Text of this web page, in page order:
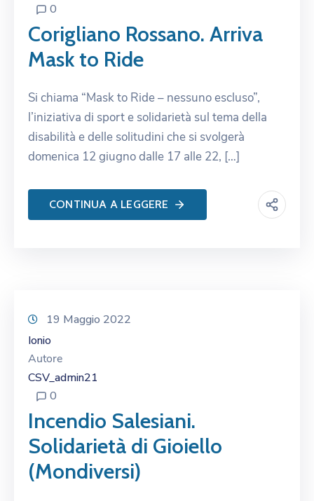
0
Corigliano Rossano. Arriva
Mask to Ride
Si chiama “Mask to Ride – nessuno escluso”,
l’iniziativa di sport e solidarietà sul tema della
disabilità e delle solitudini che si svolgerà
domenica 12 giugno dalle 17 alle 22, […]
CONTINUA A LEGGERE
19 Maggio 2022
Ionio
Autore
CSV_admin21
0
Incendio Salesiani.
Solidarietà di Gioiello
(Mondiversi)